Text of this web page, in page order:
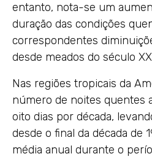
entanto, nota-se um
duração das condições
correspondentes
desde meados do século
Nas regiões tropicais da
número de noites quentes
oito dias por década,
desde o final da década de
média anual durante o